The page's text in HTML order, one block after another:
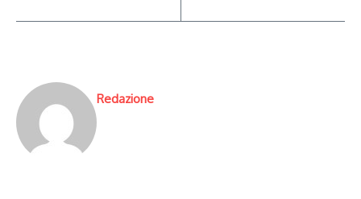
Redazione